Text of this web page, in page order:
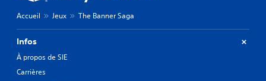
Accueil Jeux The Banner Saga
Infos
À propos de SIE
Carrières